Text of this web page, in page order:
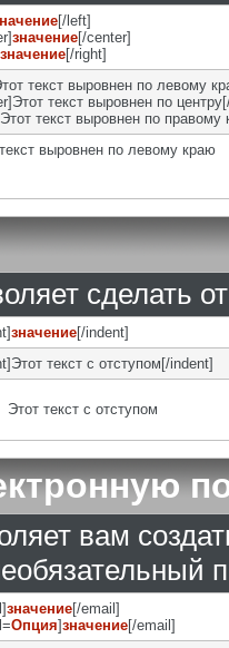
[/left]
значение[/center]
значение[/right]
текст выровнен по левому
текст выровнен по
текст выровнен по правому
выровнен по левому краю
сделать
значение[/indent]
текст с отступом[/indent]
Этот текст с отступом
вам
значение[/email]
Опция]значение[/email]